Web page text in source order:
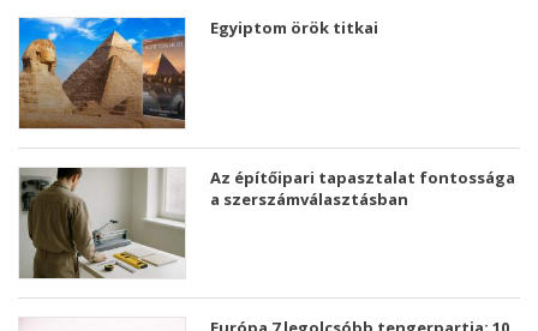
Egyiptom örök titkai
Az építőipari tapasztalat fontossága
a szerszámválasztásban